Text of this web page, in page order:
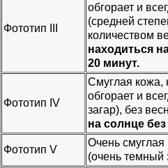
Фототип III
обгорает и
(средней
количеством
находиться
20 минут.
Фототип IV
Cмуглая кожа,
обгорает и
загар), без
на солнце
Фототип V
Очень смуглая
(очень темный